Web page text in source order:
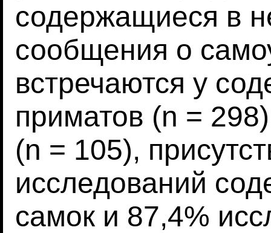
содержащиеся в
сообщения о
встречаются у
приматов (n =
(n = 105),
исследований
самок и 87,4%